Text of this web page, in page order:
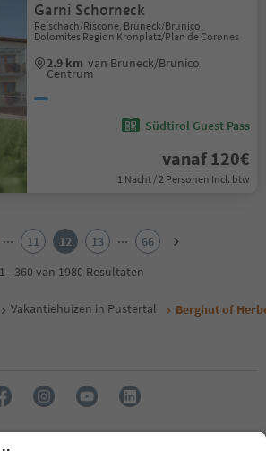
Garni Schorneck
Reischach/Riscone, Bruneck/Brunico,
Dolomites Region Kronplatz/Plan de Corones
2.9 km van Bruneck/Brunico
Centrum
Südtirol Guest Pass
vanaf 120€
1 Nacht / 2 Personen Incl. btw
... 11 12 13 ...
66
- 360 van 1980 Resultaten
Vakantiehuizen in Pustertal Berghut of